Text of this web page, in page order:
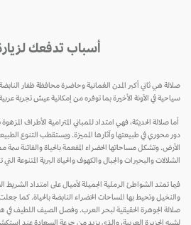
أسباب تدفعك لزيارة
صلالة هي ثاني أكبر المدن العُمانية وحاضرة محافظة ظفار النابضة
سياحية في الآونة الأخيرة بما توفره من إمكانية عيش تجربة عربية
أما صلالة الحديثة، فهي امتداد للمباني المترامية الأطراف المزهوة
دور محوري في طبيعتها وآثارها المميزة. ويستقطب التنوع الطبيعي
الأرض. وتشكل مساحاتها الخضراء المفعمة بالحياة والفاتنة سمة
الشلالات والبحيرات والجبال والكهوف والحياة البرية المتنوعة التي
فيما تمتد الشواطئ الرملية الجميلة لأميال على امتداد الشريط
والنخيل وتحيط بها المساحات الخضراء النابضة بالحياة. كما جعلت
صلالة الجوهرة الحقيقية لبحر العرب. وفصل الصيف اللطيف في هذه